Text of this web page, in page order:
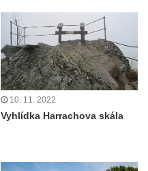
10. 11. 2022
Vyhlídka Harrachova skála